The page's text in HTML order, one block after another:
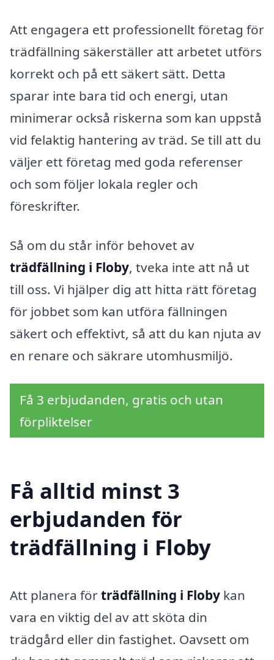
Att engagera ett professionellt företag för
trädfällning säkerställer att arbetet utförs
korrekt och på ett säkert sätt. Detta
sparar inte bara tid och energi, utan
minimerar också riskerna som kan uppstå
vid felaktig hantering av träd. Se till att du
väljer ett företag med goda referenser
och som följer lokala regler och
föreskrifter.
Så om du står inför behovet av
trädfällning i Floby, tveka inte att nå ut
till oss. Vi hjälper dig att hitta rätt företag
för jobbet som kan utföra fällningen
säkert och effektivt, så att du kan njuta av
en renare och säkrare utomhusmiljö.
Få 3 erbjudanden, gratis och utan
förpliktelser
Få alltid minst 3
erbjudanden för
trädfällning i Floby
Att planera förträdfällning i Floby kan
vara en viktig del av att sköta din
trädgård eller din fastighet. Oavsett om